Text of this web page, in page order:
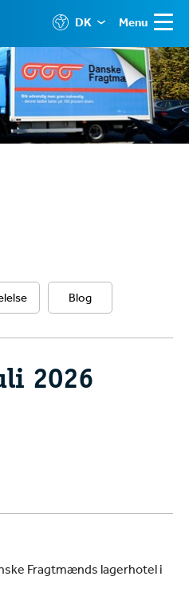
Menu
DK
Blog
2026
Fragtmænds lagerhotel i